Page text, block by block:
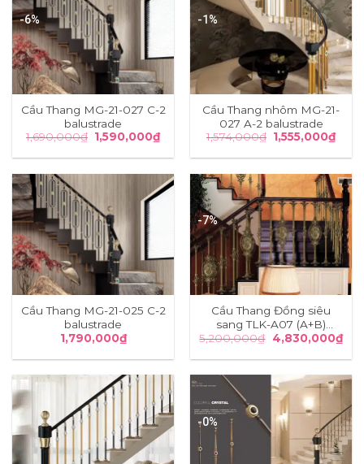
-6%
Cầu Thang MG-21-027 C-2
balustrade
1,690,000₫ Giá
gốc
là:
1,590,000₫Giá
hiện
tại
1,590,000₫.
-1%
Cầu Thang nhôm MG-21-
027 A-2 balustrade
1,574,000₫ Giá
gốc
là:
1,555,000₫Giá
hiện
tại
Cầu Thang MG-21-025 C-2
balustrade
1,790,000₫
-7%
Cầu Thang Đồng siêu
sang TLK-A07 (A+B)
balustrade
5,200,000₫ Giá
gốc
là:
4,830,000₫Giá
tại
-0%